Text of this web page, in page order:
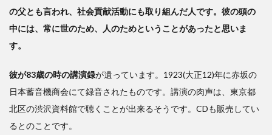
の父とも言われ、社会貢献活動にも取り組んだ人です。彼の頭の
中には、常に世のため、人のためということがあったと思いま
す。
彼が83歳の時の講演録が遺っています。1923(大正12)年に赤坂の
日本蓄音機商会にて録音されたものです。講演の肉声は、東京都
北区の渋沢資料館で聴くことが出来るそうです。CDも販売してい
るとのことです。